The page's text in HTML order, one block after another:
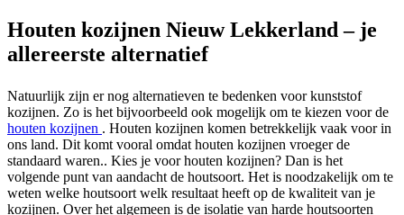
Houten kozijnen Nieuw Lekkerland – je
allereerste alternatief
Natuurlijk zijn er nog alternatieven te bedenken voor kunststof
kozijnen. Zo is het bijvoorbeeld ook mogelijk om te kiezen voor de
houten kozijnen . Houten kozijnen komen betrekkelijk vaak voor in
ons land. Dit komt vooral omdat houten kozijnen vroeger de
standaard waren.. Kies je voor houten kozijnen? Dan is het
volgende punt van aandacht de houtsoort. Het is noodzakelijk om te
weten welke houtsoort welk resultaat heeft op de kwaliteit van je
kozijnen. Over het algemeen is de isolatie van harde houtsoorten